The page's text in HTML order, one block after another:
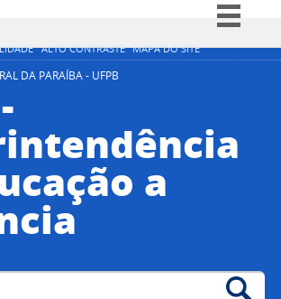
ALTO CONTRASTE MAPA DO SITE
Simplifique!
Acesso à informação
Legislação
Canais
DA PARAÍBA - UFPB
a